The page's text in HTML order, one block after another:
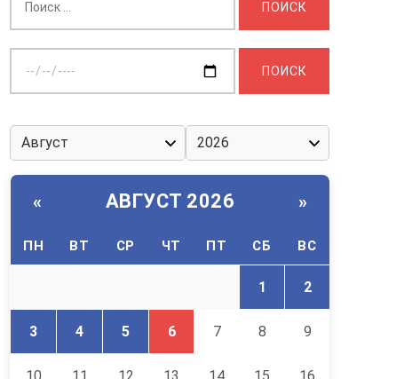
дату:
« АВГУСТ 2026 »
ПН ВТ СР ЧТ ПТ СБ ВС
1 2
3 4 5 6 7 8 9
10 11 12 13 14 15 16